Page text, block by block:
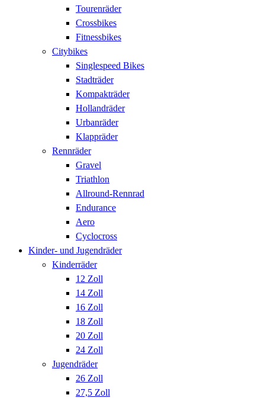
Tourenräder
Crossbikes
Fitnessbikes
Citybikes
Singlespeed Bikes
Stadträder
Kompakträder
Hollandräder
Urbanräder
Klappräder
Rennräder
Gravel
Triathlon
Allround-Rennrad
Endurance
Aero
Cyclocross
Kinder- und Jugendräder
Kinderräder
12 Zoll
14 Zoll
16 Zoll
18 Zoll
20 Zoll
24 Zoll
Jugendräder
26 Zoll
27,5 Zoll